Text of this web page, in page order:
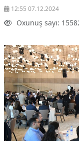
Missiyamız
12:55 07.12.2024
Oxunuş sayı: